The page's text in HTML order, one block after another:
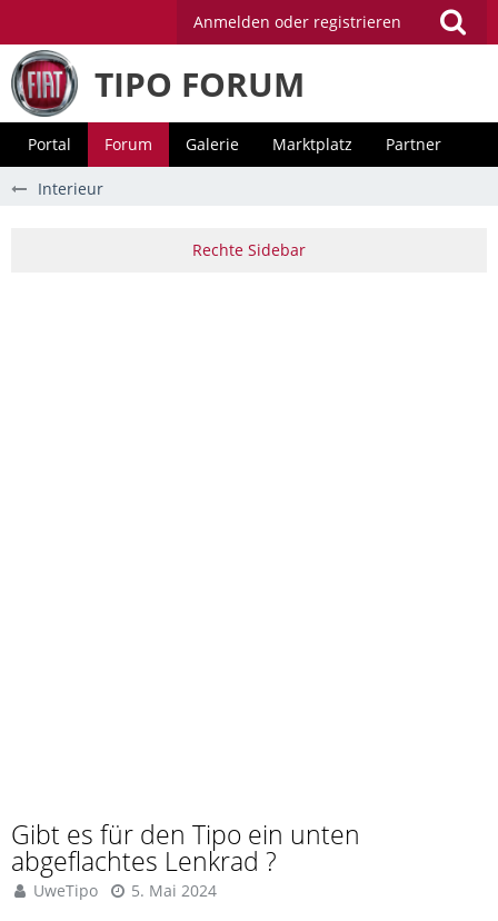
Anmelden oder registrieren
TIPO FORUM
Portal Forum Galerie Marktplatz Partner
Interieur
Gibt es für den Tipo ein unten
abgeflachtes Lenkrad ?
UweTipo 5. Mai 2024